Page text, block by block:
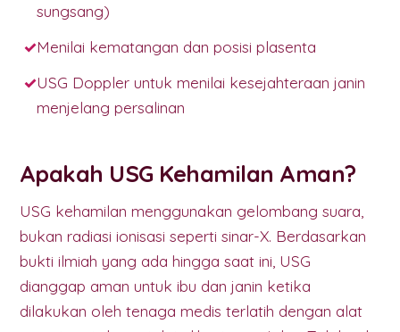
sungsang)
Menilai kematangan dan posisi plasenta
USG Doppler untuk menilai kesejahteraan janin
menjelang persalinan
Apakah USG Kehamilan Aman?
USG kehamilan menggunakan gelombang suara,
bukan radiasi ionisasi seperti sinar-X. Berdasarkan
bukti ilmiah yang ada hingga saat ini, USG
dianggap aman untuk ibu dan janin ketika
dilakukan oleh tenaga medis terlatih dengan alat